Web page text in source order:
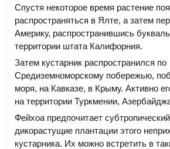
Спустя некоторое время растение
распространяться в Ялте, а затем
Америку, распространившись
территории штата Калифорния.
Затем кустарник распространился по
Средиземноморскому побережью,
моря, на Кавказе, в Крыму. Активно
на территории Туркмении,
Фейхоа предпочитает
дикорастущие плантации этого
кустарника. Их можно встретить в